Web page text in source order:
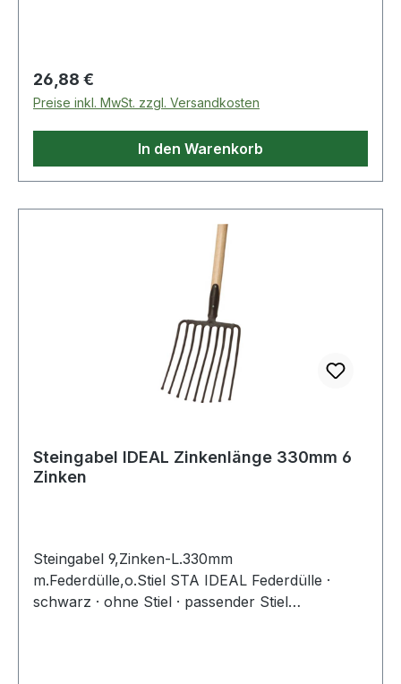
Regulärer Preis:
26,88 €
Preise inkl. MwSt. zzgl. Versandkosten
In den Warenkorb
Steingabel IDEAL Zinkenlänge 330mm 6
Zinken
Steingabel 9,Zinken-L.330mm
m.Federdülle,o.Stiel STA IDEAL Federdülle ·
schwarz · ohne Stiel · passender Stiel